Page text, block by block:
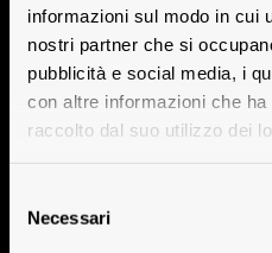
informazioni sul modo in cui
nostri partner che si
pubblicità e social media, i
con altre informazioni che
raccolto dal suo utilizzo dei
delNecessari